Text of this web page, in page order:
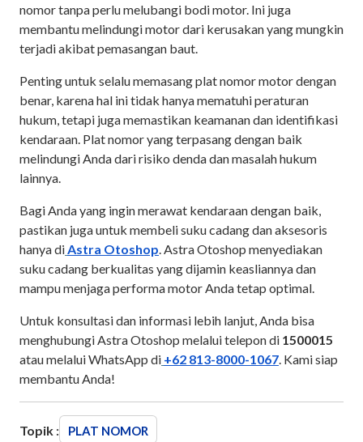
nomor tanpa perlu melubangi bodi motor. Ini juga
membantu melindungi motor dari kerusakan yang mungkin
terjadi akibat pemasangan baut.
Penting untuk selalu memasang plat nomor motor dengan
benar, karena hal ini tidak hanya mematuhi peraturan
hukum, tetapi juga memastikan keamanan dan identifikasi
kendaraan. Plat nomor yang terpasang dengan baik
melindungi Anda dari risiko denda dan masalah hukum
lainnya.
Bagi Anda yang ingin merawat kendaraan dengan baik,
pastikan juga untuk membeli suku cadang dan aksesoris
hanya di Astra Otoshop . Astra Otoshop menyediakan
suku cadang berkualitas yang dijamin keasliannya dan
mampu menjaga performa motor Anda tetap optimal.
Untuk konsultasi dan informasi lebih lanjut, Anda bisa
menghubungi Astra Otoshop melalui telepon di 1500015
atau melalui WhatsApp di +62 813-8000-1067 . Kami siap
membantu Anda!
Topik : PLAT NOMOR